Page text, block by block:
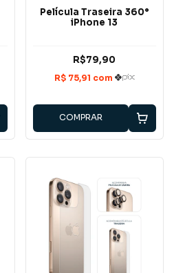
Película Traseira 360°
iPhone 13
R$79,90
COMPRAR